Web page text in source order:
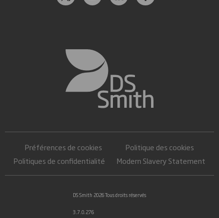
Préférences de cookies
Politique des cookies
Politiques de confidentialité
Modern Slavery Statement
DS Smith 2026 Tous droits réservés
3.7.0.276